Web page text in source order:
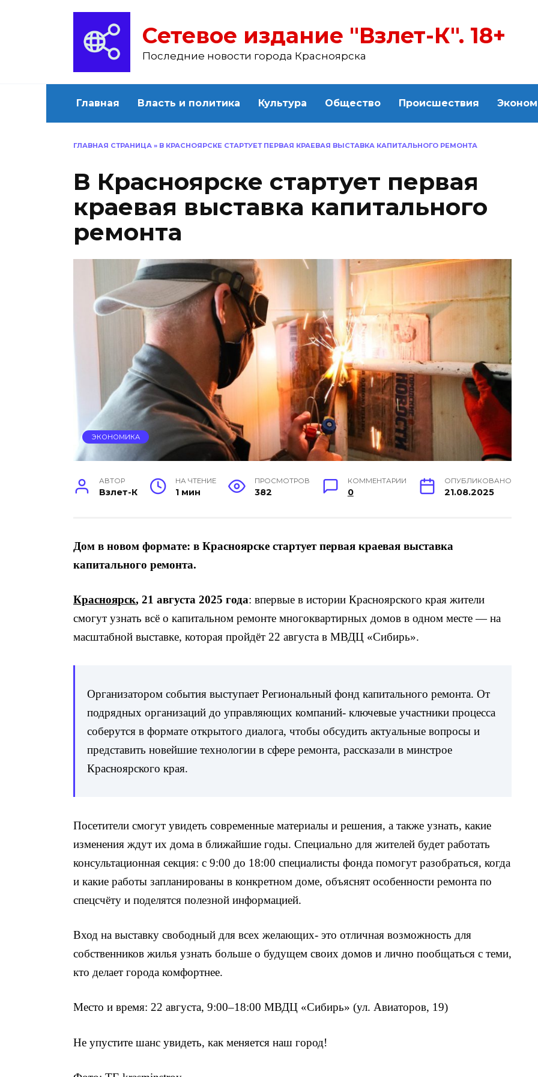
Сетевое издание "Взлет-К". 18+
Последние новости города Красноярска
Главная Власть и политика Культура Общество Происшествия
ГЛАВНАЯ СТРАНИЦА » В КРАСНОЯРСКЕ СТАРТУЕТ ПЕРВАЯ КРАЕВАЯ ВЫСТАВКА КАПИТАЛЬНОГО РЕМОНТА
В Красноярске стартует первая
краевая выставка капитального
ремонта
ЭКОНОМИКА
АВТОР
Взлет-К
НА ЧТЕНИЕ
1 мин
ПРОСМОТРОВ
382
КОММЕНТАРИИ
0
ОПУБЛИКОВАНО
21.08.2025
Дом в новом формате: в Красноярске стартует первая краевая выставка
капитального ремонта.
Красноярск, 21 августа 2025 года: впервые в истории Красноярского края жители
смогут узнать всё о капитальном ремонте многоквартирных домов в одном месте — на
масштабной выставке, которая пройдёт 22 августа в МВДЦ «Сибирь».
Организатором события выступает Региональный фонд капитального ремонта. От
подрядных организаций до управляющих компаний- ключевые участники процесса
соберутся в формате открытого диалога, чтобы обсудить актуальные вопросы и
представить новейшие технологии в сфере ремонта, рассказали в минстрое
Красноярского края.
Посетители смогут увидеть современные материалы и решения, а также узнать, какие
изменения ждут их дома в ближайшие годы. Специально для жителей будет работать
консультационная секция: с 9:00 до 18:00 специалисты фонда помогут разобраться, когда
и какие работы запланированы в конкретном доме, объяснят особенности ремонта по
спецсчёту и поделятся полезной информацией.
Вход на выставку свободный для всех желающих- это отличная возможность для
собственников жилья узнать больше о будущем своих домов и лично пообщаться с теми,
кто делает города комфортнее.
Место и время: 22 августа, 9:00–18:00 МВДЦ «Сибирь» (ул. Авиаторов, 19)
Не упустите шанс увидеть, как меняется наш город!